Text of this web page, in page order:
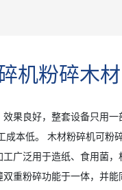
机粉碎木材
良好，整套设备只用一
本低。 木材粉碎机可粉
广泛用于造纸、食用菌，
重粉碎功能于一体，并能